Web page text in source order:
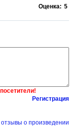
Оценка: 5
Регистрация
о произведении